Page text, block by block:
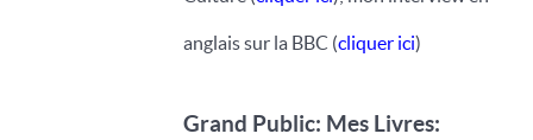
anglais sur la BBC (cliquer ici)
Grand Public: Mes Livres: